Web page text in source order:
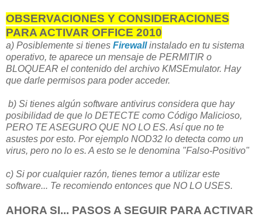
OBSERVACIONES Y CONSIDERACIONES
PARA ACTIVAR OFFICE 2010
a) Posiblemente si tienes Firewallinstalado en tu sistema
operativo, te aparece un mensaje de PERMITIR o
BLOQUEAR el contenido del archivo KMSEmulator. Hay
que darle permisos para poder acceder.
b) Si tienes algún software antivirus considera que hay
posibilidad de que lo DETECTE como Código Malicioso,
PERO TE ASEGURO QUE NO LO ES. Así que no te
asustes por esto. Por ejemplo NOD32 lo detecta como un
virus, pero no lo es. A esto se le denomina "Falso-Positivo"
c) Si por cualquier razón, tienes temor a utilizar este
software... Te recomiendo entonces que NO LO USES.
AHORA SI... PASOS A SEGUIR PARA ACTIVAR